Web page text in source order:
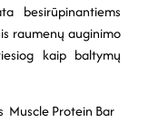
besirūpinantiems
raumenų auginimo
kaip baltymų
Muscle Protein Bar